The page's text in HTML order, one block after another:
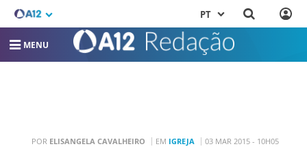
PT
MENU
POR ELISANGELA CAVALHEIRO EM IGREJA 03 MAR 2015 - 10H05